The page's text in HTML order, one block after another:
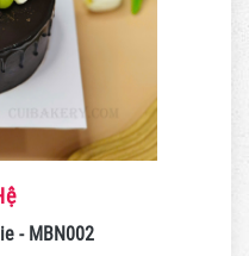
- MBN002